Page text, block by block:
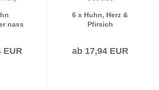
nass
EUR
6 x Huhn, Herz &
Pfirsich
ab 17,94 EUR